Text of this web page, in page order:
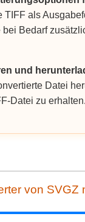
TIFF als
bei Bedarf
und
Datei
Datei zu erhalten.
von SVGZ